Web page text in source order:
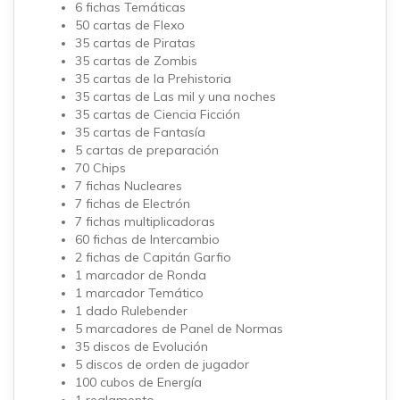
6 fichas Temáticas
50 cartas de Flexo
35 cartas de Piratas
35 cartas de Zombis
35 cartas de la Prehistoria
35 cartas de Las mil y una noches
35 cartas de Ciencia Ficción
35 cartas de Fantasía
5 cartas de preparación
70 Chips
7 fichas Nucleares
7 fichas de Electrón
7 fichas multiplicadoras
60 fichas de Intercambio
2 fichas de Capitán Garfio
1 marcador de Ronda
1 marcador Temático
1 dado Rulebender
5 marcadores de Panel de Normas
35 discos de Evolución
5 discos de orden de jugador
100 cubos de Energía